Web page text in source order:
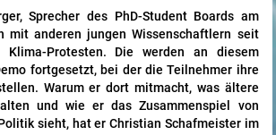
Sprecher des PhD-Student Boards am
mit anderen jungen Wissenschaftlern seit
Protesten. Die werden an diesem
fortgesetzt, bei der die Teilnehmer ihre
Warum er dort mitmacht, was ältere
und wie er das Zusammenspiel von
sieht, hat er Christian Schafmeister im